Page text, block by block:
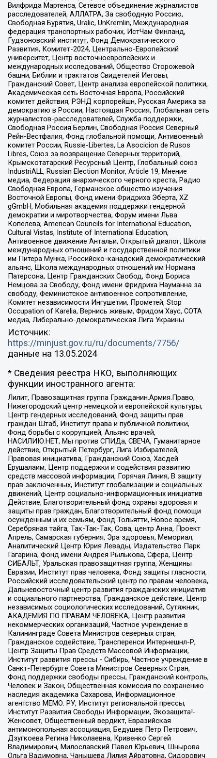
Вилфрида Мартенса, Сетевое объединение журналистов
расследователей, АЛЛАТРА, За свободную Россию,
Свободная Бурятия, Uralic, UnKremlin, Международная
федерация транспортных рабочих, ИстЧам Финланд,
Гудзоновский институт, Фонд Демократического
Развития, Комитет-2024, Центрально-Европейский
университет, Центр восточноевропейских и
международных исследований, Общество Сторожевой
башни, Библии и трактатов Свидетелей Иеговы,
Гражданский Совет, Центр анализа европейской политики,
Академическая сеть Восточная Европа, Российский
комитет действия, РЭНД корпорейшн, Русская Америка за
демократию в России, Настоящая Россия, Глобальная сеть
журналистов-расследователей, Служба поддержки,
Свободная Россия Берлин, Свободная Россия Северный
Рейн-Вестфалия, Фонд глобальной помощи, Антивоенный
комитет России, Russie-Libertes, La Asocicion de Rusos
Libres, Союз за возвращение Северных территорий,
Крымскотатарский Ресурсный Центр, Глобальный союз
IndustriALL, Russian Election Monitor, Article 19, Мнение
медиа, Федерация анархического черного креста, Радио
Свободная Европа, Германское общество изучения
Восточной Европы, Фонд имени Фридриха Эберта, XZ
gGmbH, Мобильная академия поддержки гендерной
демократии и миротворчества, Форум имени Льва
Копелева, American Councils for International Education,
Cultural Vistas, Institute of International Education,
Антивоенное движение Антальи, Открытый диалог, Школа
международных отношений и государственной политики
им Питера Мунка, Российско-канадский демократический
альянс, Школа международных отношений им Нормана
Патерсона, Центр Гражданских Свобод, Фонд Бориса
Немцова за Свободу, Фонд имени Фридриха Науманна за
свободу, Феминистское антивоенное сопротивление,
Комитет независимости Ингушетии, Прометей, Stop
Occupation of Karelia, Вернись живым, Фридом Хаус, СОТА
медиа, Либерально-демократическая Лига Украины
Источник:
https://minjust.gov.ru/ru/documents/7756/
данные на 13.05.2024
* Сведения реестра НКО, выполняющих
функции иностранного агента:
Лилит, Правозащитная группа Гражданин.Армия.Право,
Нижегородский центр немецкой и европейской культуры,
Центр гендерных исследований, Фонд защиты прав
граждан Штаб, Институт права и публичной политики,
Фонд борьбы с коррупцией, Альянс врачей,
НАСИЛИЮ.НЕТ, Мы против СПИДа, СВЕЧА, Гуманитарное
действие, Открытый Петербург, Лига Избирателей,
Правовая инициатива, Гражданский Союз, Хасдей
Ерушалаим, Центр поддержки и содействия развитию
средств массовой информации, Горячая Линия, В защиту
прав заключенных, Институт глобализации и социальных
движений, Центр социально-информационных инициатив
Действие, Благотворительный фонд охраны здоровья и
защиты прав граждан, Благотворительный фонд помощи
осужденным и их семьям, Фонд Тольятти, Новое время,
Серебряная тайга, Так-Так-Так, Сова, центр Анна, Проект
Апрель, Самарская губерния, Эра здоровья, Мемориал,
Аналитический Центр Юрия Левады, Издательство Парк
Гагарина, Фонд имени Андрея Рылькова, Сфера, Центр
СИБАЛЬТ, Уральская правозащитная группа, Женщины
Евразии, Институт прав человека, Фонд защиты гласности,
Российский исследовательский центр по правам человека,
Дальневосточный центр развития гражданских инициатив
и социального партнерства, Гражданское действие, Центр
независимых социологических исследований, Сутяжник,
АКАДЕМИЯ ПО ПРАВАМ ЧЕЛОВЕКА, Центр развития
некоммерческих организаций, Частное учреждение в
Калининграде Совета Министров северных стран,
Гражданское содействие, Трансперенси Интернешнл-Р,
Центр Защиты Прав Средств Массовой Информации,
Институт развития прессы - Сибирь, Частное учреждение в
Санкт-Петербурге Совета Министров Северных Стран,
Фонд поддержки свободы прессы, Гражданский контроль,
Человек и Закон, Общественная комиссия по сохранению
наследия академика Сахарова, Информационное
агентство МЕМО. РУ, Институт региональной прессы,
Институт Развития Свободы Информации, Экозащита!-
Женсовет, Общественный вердикт, Евразийская
антимонопольная ассоциация, Бедушев Петр Петрович,
Дзугкоева Регина Николаевна, Кривенко Сергей
Владимирович, Милославский Павел Юрьевич, Шнырова
Ольга Вадимовна, Чанышева Лилия Айратовна, Сидорович